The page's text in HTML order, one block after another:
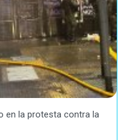
en la protesta contra la